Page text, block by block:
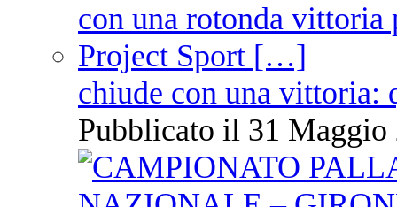
chiude con una vittoria:
Pubblicato il 31 Maggio